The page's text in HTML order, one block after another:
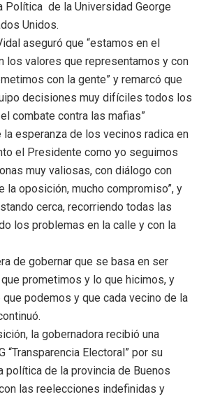
Política de la Universidad George
Unidos.
aseguró que “estamos en el
los valores que representamos y con
con la gente” y remarcó que
decisiones muy difíciles todos los
combate contra las mafias”
esperanza de los vecinos radica en
el Presidente como yo seguimos
muy valiosas, con diálogo con
la oposición, mucho compromiso”, y
cerca, recorriendo todas las
los problemas en la calle y con la
de gobernar que se basa en ser
prometimos y lo que hicimos, y
podemos y que cada vecino de la
la gobernadora recibió una
“Transparencia Electoral” por su
política de la provincia de Buenos
las reelecciones indefinidas y